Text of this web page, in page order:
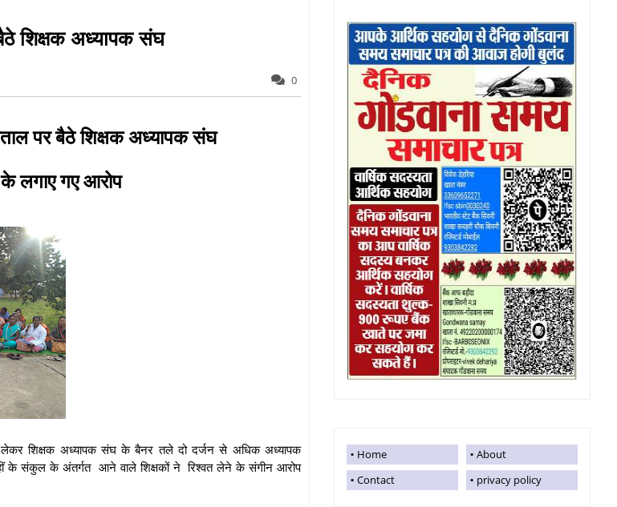
शिक्षक अध्यापक संघ
0
पर बैठे शिक्षक अध्यापक संघ
लगाए गए आरोप
शिक्षक अध्यापक संघ के बैनर तले दो दर्जन से अधिक अध्यापक
के संकुल के अंतर्गत आने वाले शिक्षकों ने रिश्वत लेने के संगीन आरोप
Home
About
Contact
privacy policy